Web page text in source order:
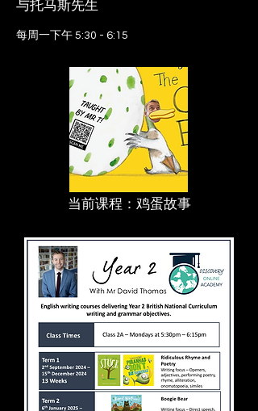
与托马斯先生
每周一下午 5:30 - 6:15
当前课程：鸡蛋故事